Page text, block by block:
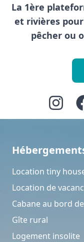
La 1ère
et rivières
pêcher ou
Location tiny
Location de
Cabane au bord
Gîte rural
Logement insolite